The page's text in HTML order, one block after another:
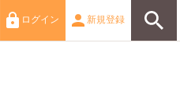
新規登録
ログイン